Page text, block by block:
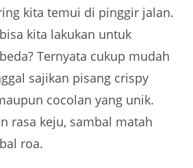
kita temui di pinggir jalan.
kita lakukan untuk
Ternyata cukup mudah
sajikan pisang crispy
cocolan yang unik.
rasa keju, sambal matah
roa.